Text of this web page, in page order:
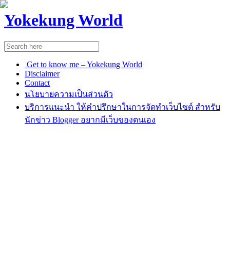
Yokekung World
Get to know me – Yokekung World
Disclaimer
Contact
นโยบายความเป็นส่วนตัว
บริการแนะนำ ให้คำปรึกษาในการจัดทำเว็บไซต์ สำหรับ
นักข่าว Blogger อยากมีเว็บของตนเอง